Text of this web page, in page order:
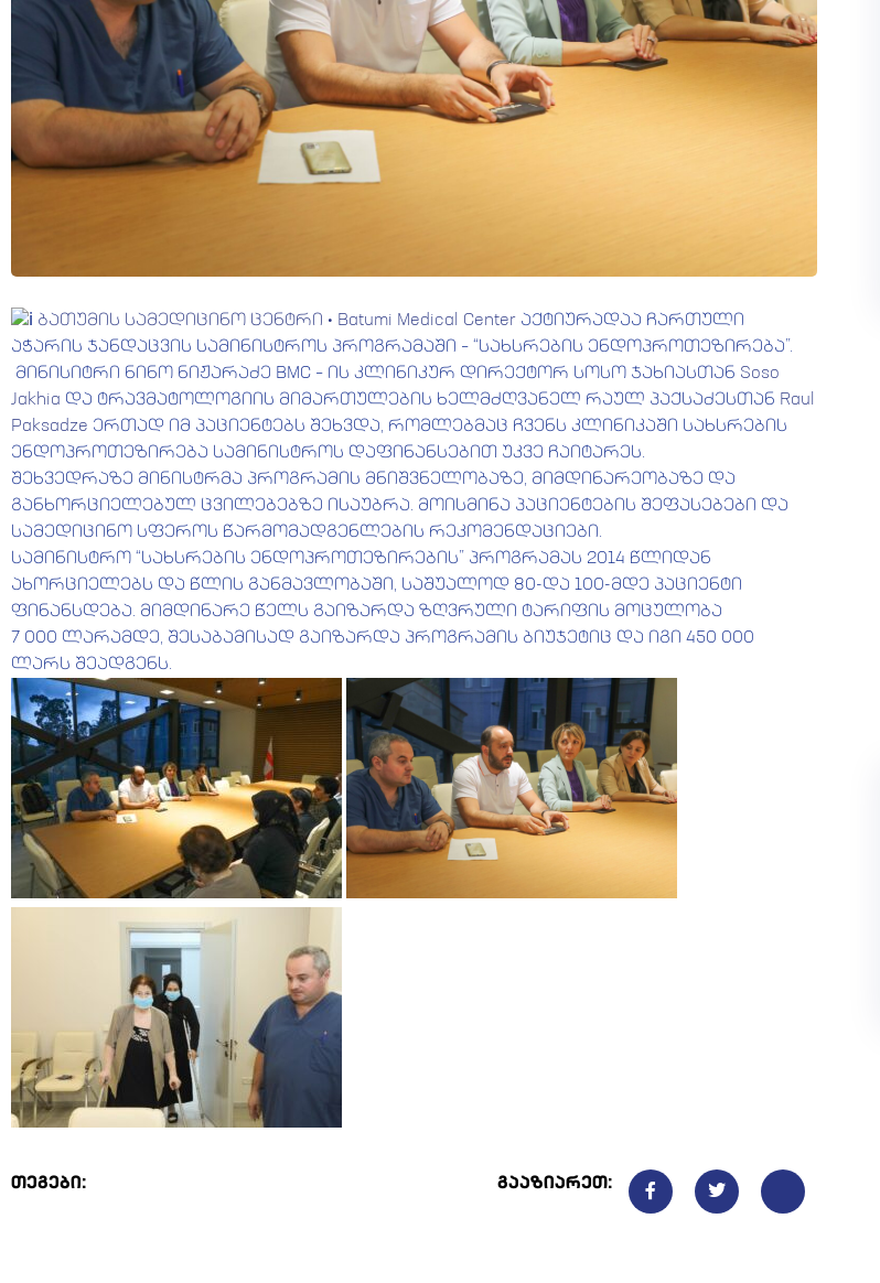
ბათუმის სამედიცინო ცენტრი • Batumi Medical Center აქტიურადაა ჩართული
აჭარის ჯანდაცვის სამინისტროს პროგრამაში – “სახსრების ენდოპროთეზირება”.
მინისიტრი ნინო ნიჟარაძე BMC – ის კლინიკურ დირექტორ სოსო ჯახიასთან Soso
Jakhia და ტრავმატოლოგიის მიმართულების ხელმძღვანელ რაულ პაქსაძესთან Raul
Paksadze ერთად იმ პაციენტებს შეხვდა, რომლებმაც ჩვენს კლინიკაში სახსრების
ენდოპროთეზირება სამინისტროს დაფინანსებით უკვე ჩაიტარეს.
შეხვედრაზე მინისტრმა პროგრამის მნიშვნელობაზე, მიმდინარეობაზე და
განხორციელებულ ცვილებებზე ისაუბრა. მოისმინა პაციენტების შეფასებები და
სამედიცინო სფეროს წარმომადგენლების რეკომენდაციები.
სამინისტრო “სახსრების ენდოპროთეზირების” პროგრამას 2014 წლიდან
ახორციელებს და წლის განმავლობაში, საშუალოდ 80-და 100-მდე პაციენტი
ფინანსდება. მიმდინარე წელს გაიზარდა ზღვრული ტარიფის მოცულობა
7 000 ლარამდე, შესაბამისად გაიზარდა პროგრამის ბიუჯეტიც და იგი 450 000
ლარს შეადგენს.
თეგები: გააზიარეთ: